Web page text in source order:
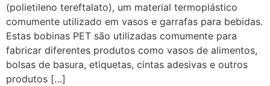
(polietileno tereftalato), um material termoplástico
comumente utilizado em vasos e garrafas para bebidas.
Estas bobinas PET são utilizadas comumente para
fabricar diferentes produtos como vasos de alimentos,
bolsas de basura, etiquetas, cintas adesivas e outros
produtos […]